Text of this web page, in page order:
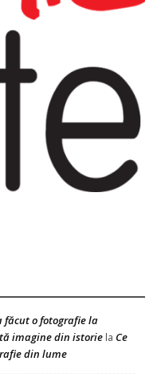
o fotografie la
imagine din istorie la Ce
din lume